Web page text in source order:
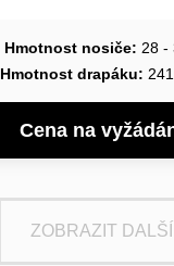
Hmotnost nosiče: 28 -
Hmotnost drapáku:
Cena na
ZOBRAZIT DALŠÍ